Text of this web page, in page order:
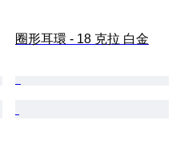
圈形耳環 - 18 克拉 白金